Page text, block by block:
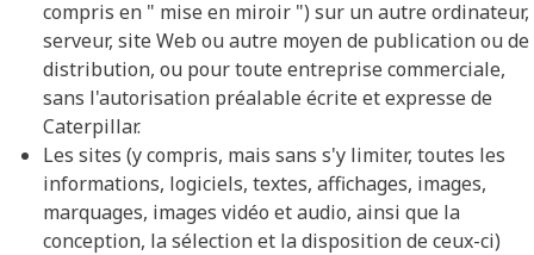
compris en " mise en miroir ") sur un autre ordinateur,
serveur, site Web ou autre moyen de publication ou de
distribution, ou pour toute entreprise commerciale,
sans l'autorisation préalable écrite et expresse de
Caterpillar.
Les sites (y compris, mais sans s'y limiter, toutes les
informations, logiciels, textes, affichages, images,
marquages, images vidéo et audio, ainsi que la
conception, la sélection et la disposition de ceux-ci)